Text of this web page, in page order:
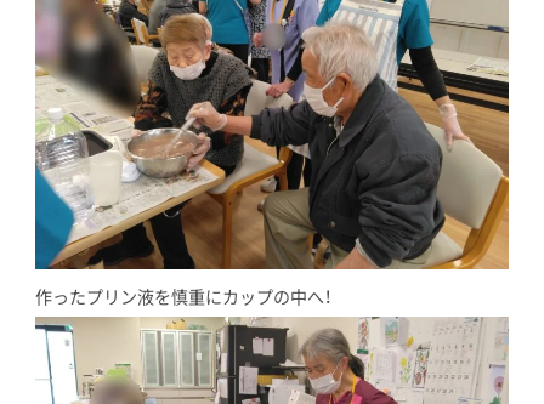
作ったプリン液を慎重にカップの中へ！